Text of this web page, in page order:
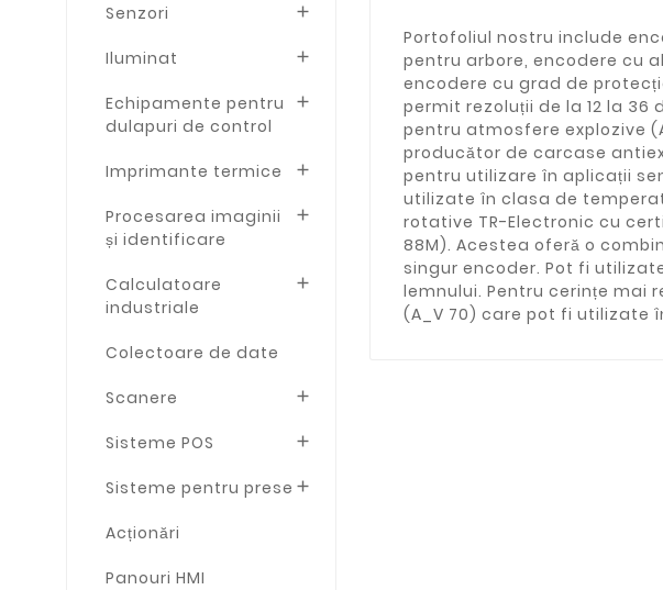
Senzori 
Iluminat 
Echipamente pentru
dulapuri de control

Imprimante termice 
Procesarea imaginii
și identificare

Calculatoare
industriale

Colectoare de date
Scanere 
Sisteme POS 
Sisteme pentru prese 
Acționări
Panouri HMI
Portofoliul nostru include
pentru arbore, encodere cu
encodere cu grad de
permit rezoluții de la 12 la 36
pentru atmosfere explozive
producător de carcase
pentru utilizare în aplicații
utilizate în clasa de
rotative TR-Electronic cu
88M). Acestea oferă o
singur encoder. Pot fi
lemnului. Pentru cerințe mai
(A_V 70) care pot fi utilizate